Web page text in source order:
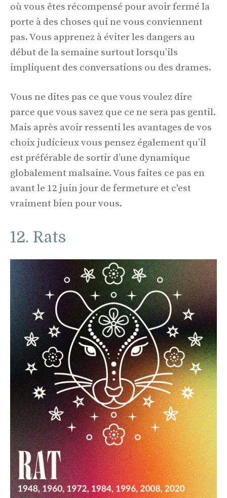
où vous êtes récompensé pour avoir fermé la
porte à des choses qui ne vous conviennent
pas. Vous apprenez à éviter les dangers au
début de la semaine surtout lorsqu’ils
impliquent des conversations ou des drames.
Vous ne dites pas ce que vous voulez dire
parce que vous savez que ce ne sera pas gentil.
Mais après avoir ressenti les avantages de vos
choix judicieux vous pensez également qu’il
est préférable de sortir d’une dynamique
globalement malsaine. Vous faites ce pas en
avant le 12 juin jour de fermeture et c'est
vraiment bien pour vous.
12. Rats